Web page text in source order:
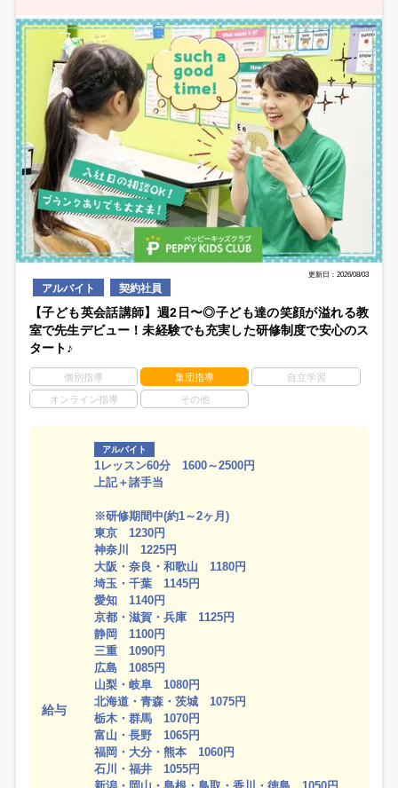
更新日：2026/08/03
アルバイト 契約社員
【子ども英会話講師】週2日〜◎子ども達の笑顔が溢れる教
室で先生デビュー！未経験でも充実した研修制度で安心のス
タート♪
個別指導 集団指導 自立学習
オンライン指導 その他
給与
アルバイト
1レッスン60分 1600～2500円
上記＋諸手当
※研修期間中(約1～2ヶ月)
東京 1230円
神奈川 1225円
大阪・奈良・和歌山 1180円
埼玉・千葉 1145円
愛知 1140円
京都・滋賀・兵庫 1125円
静岡 1100円
三重 1090円
広島 1085円
山梨・岐阜 1080円
北海道・青森・茨城 1075円
栃木・群馬 1070円
富山・長野 1065円
福岡・大分・熊本 1060円
石川・福井 1055円